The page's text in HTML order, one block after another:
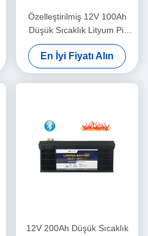
Özelleştirilmiş 12V 100Ah
Düşük Sıcaklık Lityum Pil
Şarj Edilebilir
En İyi Fiyatı Alın
12V 200Ah Düşük Sıcaklık